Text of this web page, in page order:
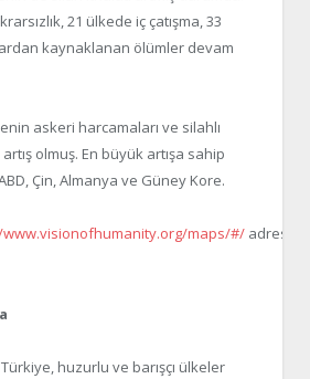
21 ülkede iç çatışma, 33
kaynaklanan ölümler devam
askeri harcamaları ve silahlı
olmuş. En büyük artışa sahip
Çin, Almanya ve Güney Kore.
maps/#/
huzurlu ve barışçı ülkeler